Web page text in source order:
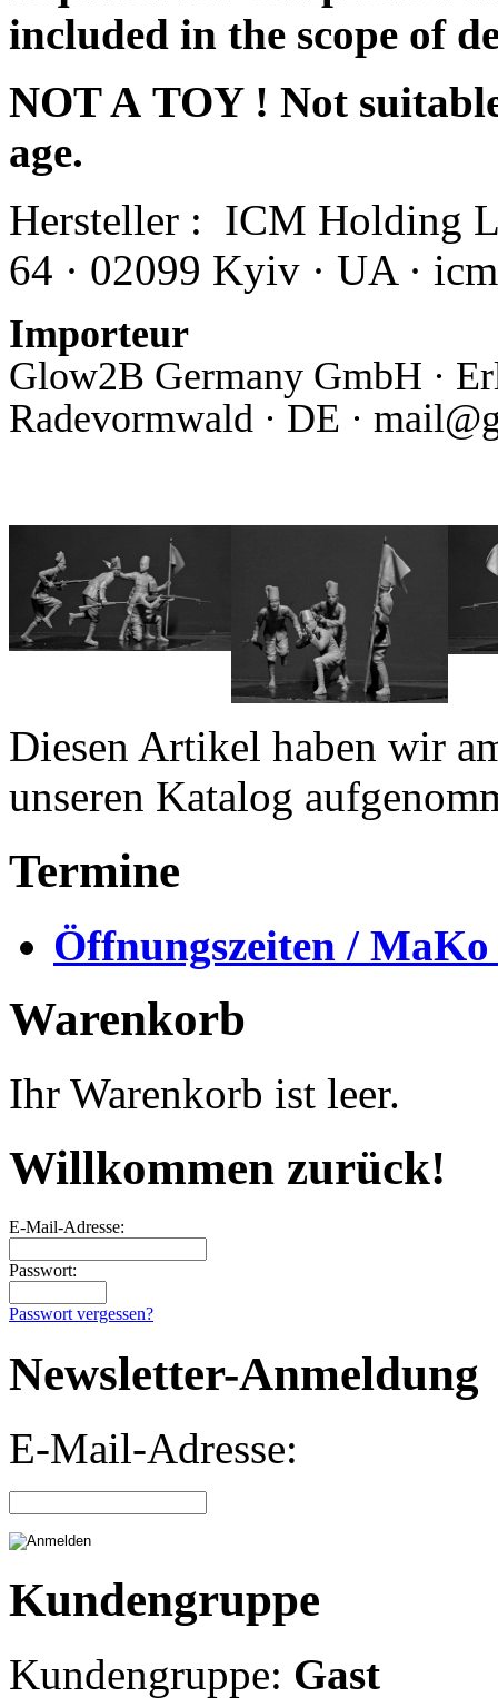
included in the scope of
NOT A TOY ! Not
age.
Hersteller : ICM Holding
64 · 02099 Kyiv · UA ·
Importeur
Glow2B Germany GmbH ·
Radevormwald · DE ·
Diesen Artikel haben wir
unseren Katalog
Termine
Öffnungszeiten /
Warenkorb
Ihr Warenkorb ist leer.
Willkommen zurück!
E-Mail-Adresse:
Passwort:
Passwort vergessen?
Newsletter-Anmeldung
E-Mail-Adresse:
Kundengruppe
Kundengruppe: Gast